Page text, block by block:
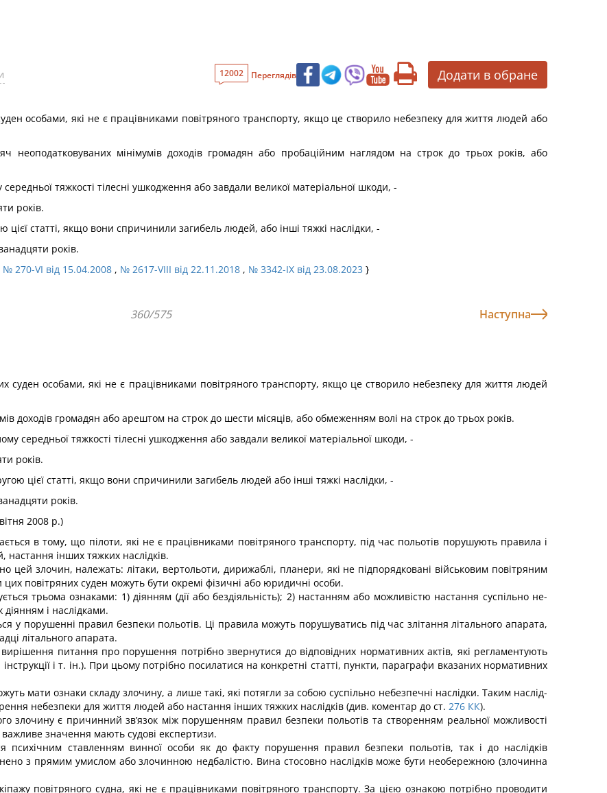
12002 Переглядів Додати в обране
особами, які не є працівниками повітряного транспорту, якщо це створило небезпеку для життя людей або
неоподатковуваних мінімумів доходів громадян або пробаційним наглядом на строк до трьох років, або
тяжкості тілесні ушкодження або завдали великої матеріальної шкоди, -
років.
статті, якщо вони спричинили загибель людей, або інші тяжкі наслідки, -
років.
№ 270-VI від 15.04.2008 , № 2617-VIII від 22.11.2018 , № 3342-IX від 23.08.2023 }
360/575 Наступна
суден особами, які не є працівниками повітряного транспорту, якщо це створило небезпеку для життя людей
доходів громадян або арештом на строк до шести місяців, або обмеженням волі на строк до трьох років.
середньої тяжкості тілесні ушкодження або завдали великої матеріальної шкоди, -
років.
цієї статті, якщо вони спричинили загибель людей або інші тяжкі наслідки, -
років.
2008 р.)
в тому, що пілоти, які не є працівниками повітряного транспорту, під час польотів порушують правила і
інших тяжких наслідків.
цей злочин, належать: літаки, вертольоти, дирижаблі, планери, які не підпорядковані військовим повітряним
повітряних суден можуть бути окремі фізичні або юридичні особи.
трьома ознаками: 1) ді­янням (дії або бездіяльність); 2) настанням або можливістю настання суспільно не­
і наслідками.
у порушенні правил безпеки польотів. Ці правила можуть порушуватись під час злітання літального апарата,
літального апарата.
питання про пору­шення потрібно звернутися до відповідних нормативних актів, які регламентують
і т. ін.). При цьому потріб­но посилатися на конкретні статті, пункти, параграфи вказаних нормативних
мати ознаки складу зло­чину, а лише такі, які потягли за собою суспільно небезпечні наслідки. Таким наслід­
небезпеки для життя людей або настання інших тяжких наслідків (див. коментар до ст. 276 КК).
злочину є причинний зв’язок між порушенням правил безпеки польотів та створенням реальної можливості
важливе значення мають судові експертизи.
психічним ставленням винної особи як до факту порушення правил безпеки польотів, так і до наслідків
з прямим умислом або злочинною недбалістю. Вина стосовно наслідків може бути необережною (злочинна
повітряного судна, які не є працівниками повітряного транспорту. За цією ознакою потрібно проводити